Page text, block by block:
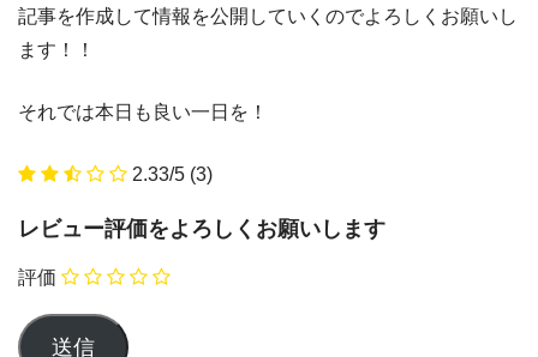
記事を作成して情報を公開していくのでよろしくお願いし
ます！！
それでは本日も良い一日を！
2.33/5 (3)
レビュー評価をよろしくお願いします
評価